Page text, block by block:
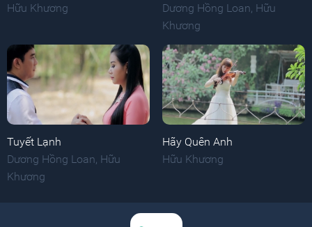
Hữu Khương
Dương Hồng Loan Hữu
Khương
Tuyết Lạnh
Dương Hồng Loan, Hữu
Khương
Hãy Quên Anh
Hữu Khương